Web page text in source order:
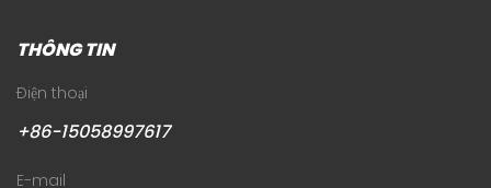
THÔNG TIN
Điện thoại
+86-15058997617
E-mail